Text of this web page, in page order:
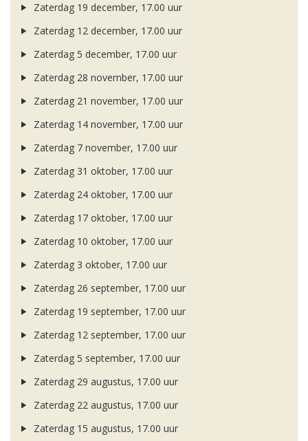
Zaterdag 19 december, 17.00 uur
Zaterdag 12 december, 17.00 uur
Zaterdag 5 december, 17.00 uur
Zaterdag 28 november, 17.00 uur
Zaterdag 21 november, 17.00 uur
Zaterdag 14 november, 17.00 uur
Zaterdag 7 november, 17.00 uur
Zaterdag 31 oktober, 17.00 uur
Zaterdag 24 oktober, 17.00 uur
Zaterdag 17 oktober, 17.00 uur
Zaterdag 10 oktober, 17.00 uur
Zaterdag 3 oktober, 17.00 uur
Zaterdag 26 september, 17.00 uur
Zaterdag 19 september, 17.00 uur
Zaterdag 12 september, 17.00 uur
Zaterdag 5 september, 17.00 uur
Zaterdag 29 augustus, 17.00 uur
Zaterdag 22 augustus, 17.00 uur
Zaterdag 15 augustus, 17.00 uur